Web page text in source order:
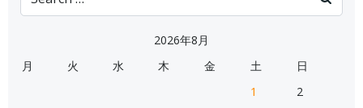
for:
2026年8月
月
火 水 木 金 土
日
1
2